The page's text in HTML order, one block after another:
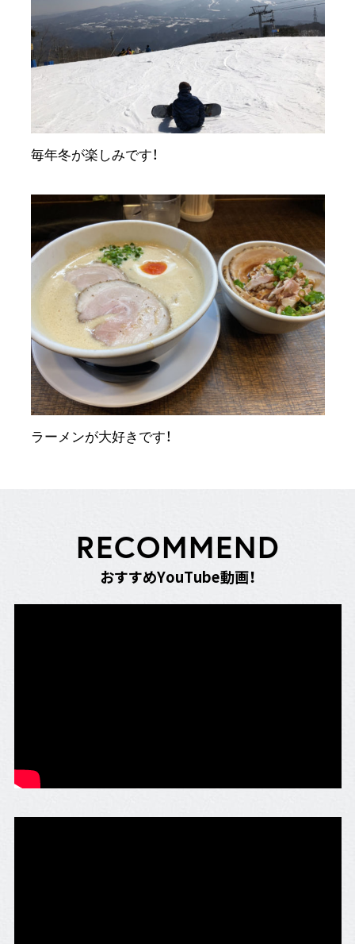
毎年冬が楽しみです！
ラーメンが大好きです！
RECOMMEND
おすすめYouTube動画！